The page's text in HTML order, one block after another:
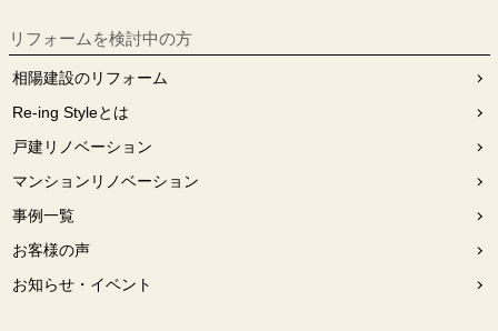
リフォームを検討中の⽅
相陽建設のリフォーム
Re-ing Styleとは
戸建リノベーション
マンションリノベーション
事例一覧
お客様の声
お知らせ・イベント